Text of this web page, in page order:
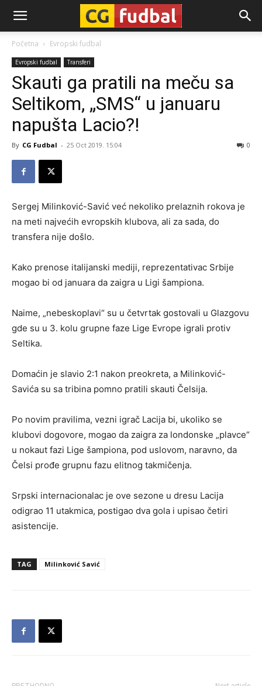
CG-
Fudbal
Početna Evropski fudbal
Evropski fudbal Transferi
Skauti ga pratili na meču sa
Seltikom, „SMS“ u januaru
napušta Lacio?!
By CG Fudbal - 25 Oct 2019. 15:04 0
Sergej Milinković-Savić već nekoliko prelaznih rokova je
na meti najvećih evropskih klubova, ali za sada, do
transfera nije došlo.
Kako prenose italijanski mediji, reprezentativac Srbije
mogao bi od januara da zaigra u Ligi šampiona.
Naime, „nebeskoplavi“ su u četvrtak gostovali u Glazgovu
gde su u 3. kolu grupne faze Lige Evrope igrali protiv
Seltika.
Domaćin je slavio 2:1 nakon preokreta, a Milinković-
Savića su sa tribina pomno pratili skauti Čelsija.
Po novim pravilima, vezni igrač Lacija bi, ukoliko se
klubovi dogovore, mogao da zaigra za londonske „plavce“
u nokaut fazi Lige šampiona, pod uslovom, naravno, da
Čelsi prođe grupnu fazu elitnog takmičenja.
Srpski internacionalac je ove sezone u dresu Lacija
odigrao 11 utakmica, postigao dva gola i upisao četiri
asistencije.
TAG Milinković Savić